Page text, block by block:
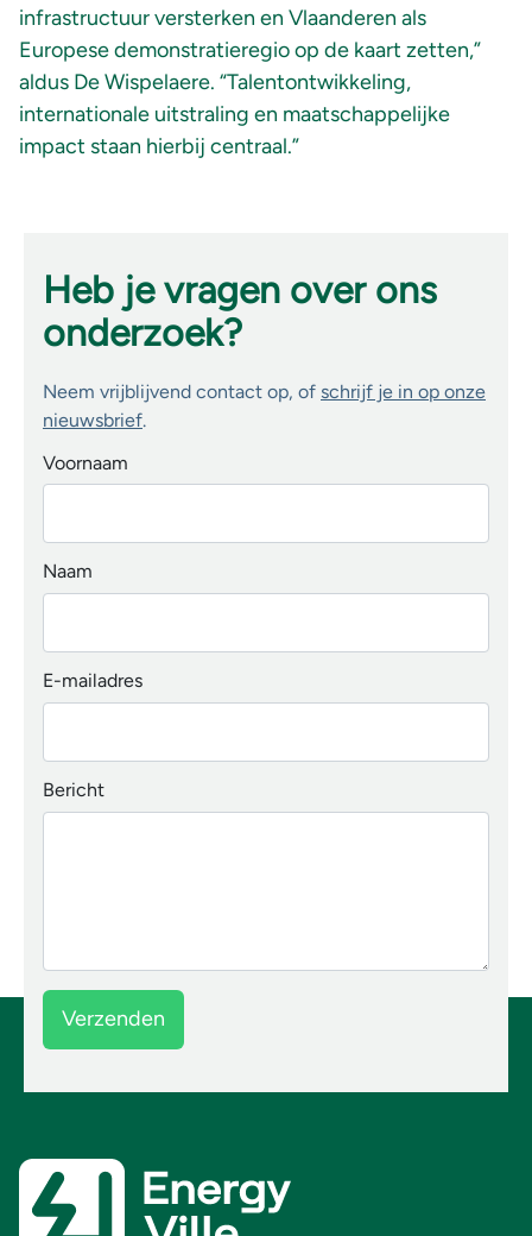
infrastructuur versterken en Vlaanderen als
Europese demonstratieregio op de kaart zetten,”
aldus DeWispelaere. “Talentontwikkeling,
internationale uitstraling en maatschappelijke
impact staan hierbij centraal.”
Heb je vragen over ons
onderzoek?
Neem vrijblijvend contact op, of schrijf je in op onze
nieuwsbrief.
Voornaam
Naam
E-mailadres
Bericht